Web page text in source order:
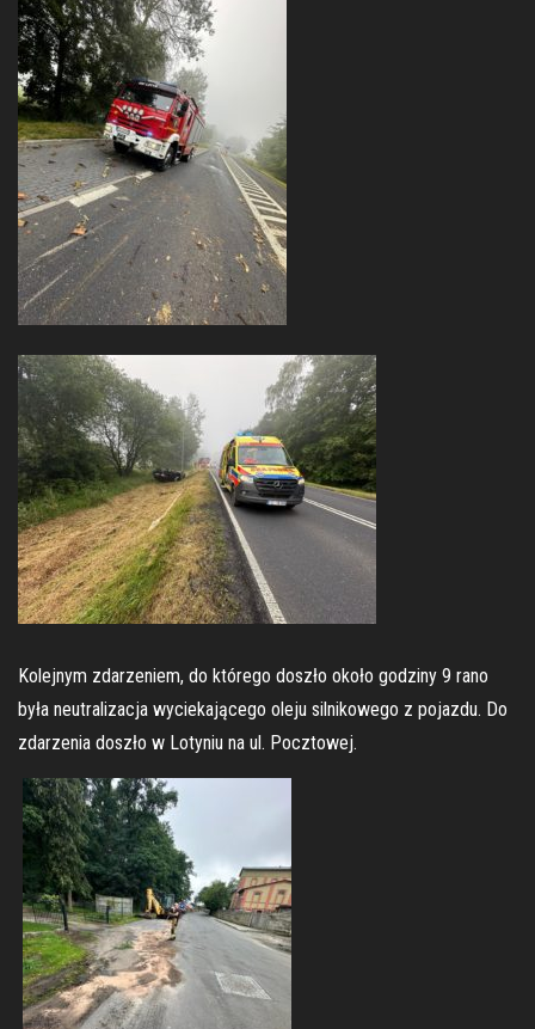
Kolejnym zdarzeniem, do którego doszło około godziny 9 rano
była neutralizacja wyciekającego oleju silnikowego z pojazdu. Do
zdarzenia doszło w Lotyniu na ul. Pocztowej.